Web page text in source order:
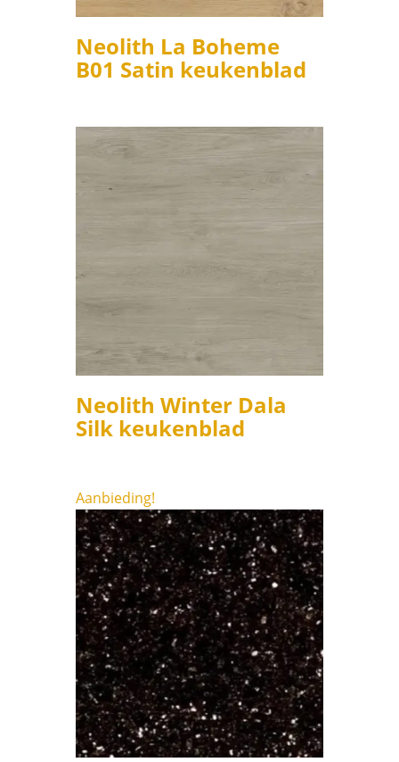
Neolith La Boheme
B01 Satin keukenblad
Neolith Winter Dala
Silk keukenblad
Aanbieding!